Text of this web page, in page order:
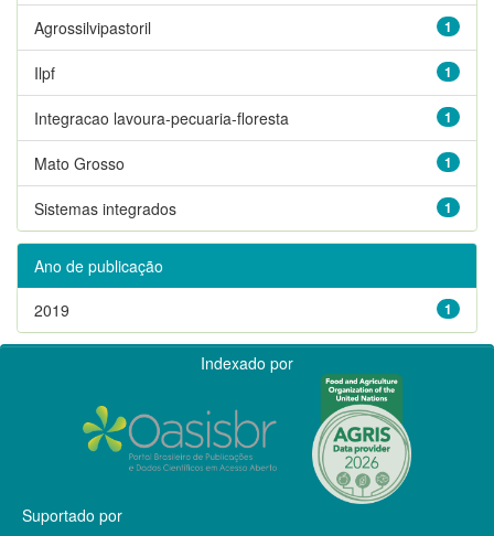
1
Agrossilvipastoril
1
Ilpf
1
Integracao lavoura-pecuaria-floresta
1
Mato Grosso
1
Sistemas integrados
Ano de publicação
1
2019
Indexado por
Suportado por